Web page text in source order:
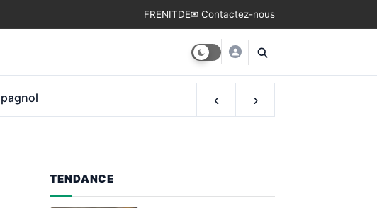
FRENITDE✉ Contactez-nous
‹ ›
TENDANCE